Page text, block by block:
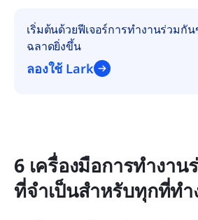
เริ่มต้นด้วยฟีเจอร์การทำงานร่วม
ฉลาดยิ่งขึ้น
ลองใช้ Lark
6 เครื่องมือการทำงา
ที่จำเป็นสำหรับทุกที่ทำ